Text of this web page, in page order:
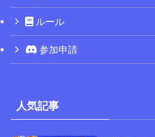
ルール
参加申請
人気記事